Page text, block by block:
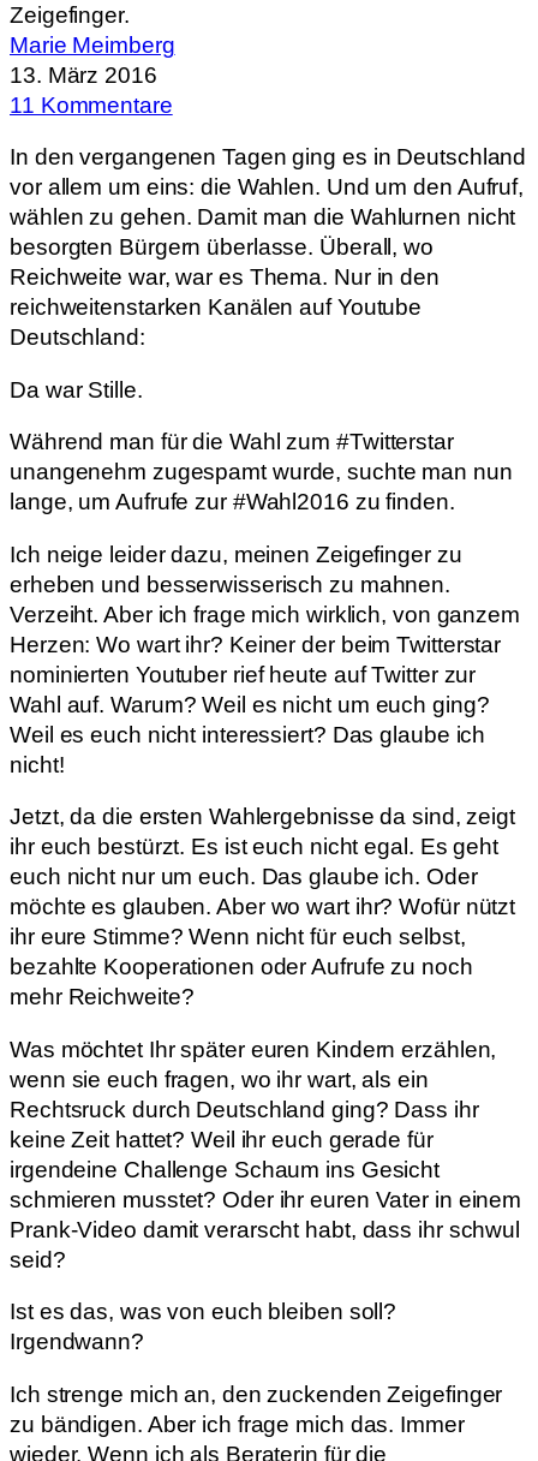
Zeigefinger.
Marie Meimberg
13. März 2016
11 Kommentare
In den vergangenen Tagen ging es in Deutschland
vor allem um eins: die Wahlen. Und um den Aufruf,
wählen zu gehen. Damit man die Wahlurnen nicht
besorgten Bürgern überlasse. Überall, wo
Reichweite war, war es Thema. Nur in den
reichweitenstarken Kanälen auf Youtube
Deutschland:
Da war Stille.
Während man für die Wahl zum #Twitterstar
unangenehm zugespamt wurde, suchte man nun
lange, um Aufrufe zur #Wahl2016 zu finden.
Ich neige leider dazu, meinen Zeigefinger zu
erheben und besserwisserisch zu mahnen.
Verzeiht. Aber ich frage mich wirklich, von ganzem
Herzen: Wo wart ihr? Keiner der beim Twitterstar
nominierten Youtuber rief heute auf Twitter zur
Wahl auf. Warum? Weil es nicht um euch ging?
Weil es euch nicht interessiert? Das glaube ich
nicht!
Jetzt, da die ersten Wahlergebnisse da sind, zeigt
ihr euch bestürzt. Es ist euch nicht egal. Es geht
euch nicht nur um euch. Das glaube ich. Oder
möchte es glauben. Aber wo wart ihr? Wofür nützt
ihr eure Stimme? Wenn nicht für euch selbst,
bezahlte Kooperationen oder Aufrufe zu noch
mehr Reichweite?
Was möchtet Ihr später euren Kindern erzählen,
wenn sie euch fragen, wo ihr wart, als ein
Rechtsruck durch Deutschland ging? Dass ihr
keine Zeit hattet? Weil ihr euch gerade für
irgendeine Challenge Schaum ins Gesicht
schmieren musstet? Oder ihr euren Vater in einem
Prank-Video damit verarscht habt, dass ihr schwul
seid?
Ist es das, was von euch bleiben soll?
Irgendwann?
Ich strenge mich an, den zuckenden Zeigefinger
zu bändigen. Aber ich frage mich das. Immer
wieder. Wenn ich als Beraterin für die